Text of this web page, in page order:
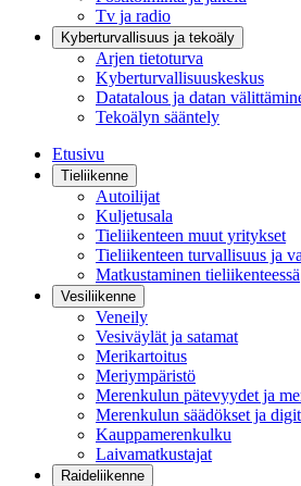
Tv ja radio
Kyberturvallisuus ja tekoäly
Arjen tietoturva
Kyberturvallisuuskeskus
Datatalous ja datan
Tekoälyn sääntely
Etusivu
Tieliikenne
Autoilijat
Kuljetusala
Tieliikenteen muut yritykset
Tieliikenteen turvallisuus ja
Matkustaminen tieliikenteessä
Vesiliikenne
Veneily
Vesiväylät ja satamat
Merikartoitus
Meriympäristö
Merenkulun pätevyydet ja
Merenkulun säädökset ja
Kauppamerenkulku
Laivamatkustajat
Raideliikenne